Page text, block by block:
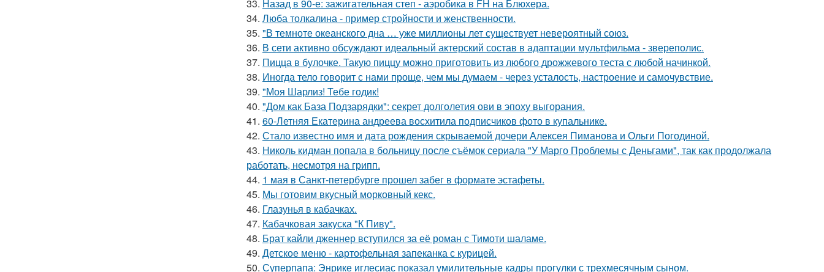
33. Назад в 90-е: зажигательная степ - аэробика в FH на Блюхера.
34. Люба толкалина - пример стройности и женственности.
35. "В темноте океанского дна … уже миллионы лет существует невероятный союз.
36. В сети активно обсуждают идеальный актерский состав в адаптации мультфильма - звереполис.
37. Пицца в булочке. Такую пиццу можно приготовить из любого дрожжевого теста с любой начинкой.
38. Иногда тело говорит с нами проще, чем мы думаем - через усталость, настроение и самочувствие.
39. "Моя Шарлиз! Тебе годик!
40. "Дом как База Подзарядки": секрет долголетия ови в эпоху выгорания.
41. 60-Летняя Екатерина андреева восхитила подписчиков фото в купальнике.
42. Стало известно имя и дата рождения скрываемой дочери Алексея Пиманова и Ольги Погодиной.
43. Николь кидман попала в больницу после съёмок сериала "У Марго Проблемы с Деньгами", так как продолжала
работать, несмотря на грипп.
44. 1 мая в Санкт-петербурге прошел забег в формате эстафеты.
45. Мы готовим вкусный морковный кекс.
46. Глазунья в кабачках.
47. Кабачковая закуска "К Пиву".
48. Брат кайли дженнер вступился за её роман с Тимоти шаламе.
49. Детское меню - картофельная запеканка с курицей.
50. Суперпапа: Энрике иглесиас показал умилительные кадры прогулки с трехмесячным сыном.